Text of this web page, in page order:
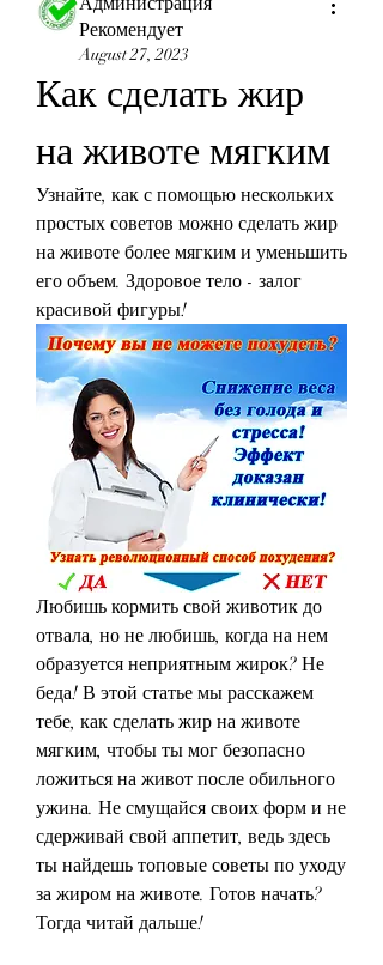
Рекомендует
August 27, 2023
Как сделать жир
на животе мягким
Узнайте, как с помощью нескольких
простых советов можно сделать жир
на животе более мягким и уменьшить
его объем. Здоровое тело - залог
красивой фигуры!
Любишь кормить свой животик до
отвала, но не любишь, когда на нем
образуется неприятным жирок? Не
беда! В этой статье мы расскажем
тебе, как сделать жир на животе
мягким, чтобы ты мог безопасно
ложиться на живот после обильного
ужина. Не смущайся своих форм и не
сдерживай свой аппетит, ведь здесь
ты найдешь топовые советы по уходу
за жиром на животе. Готов начать?
Тогда читай дальше!